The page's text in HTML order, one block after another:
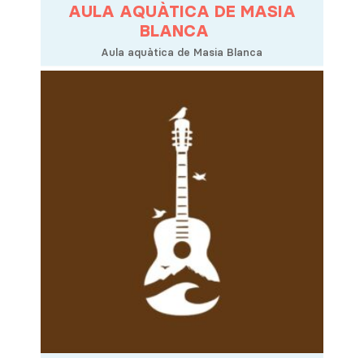
AULA AQUÀTICA DE MASIA
BLANCA
Aula aquàtica de Masia Blanca